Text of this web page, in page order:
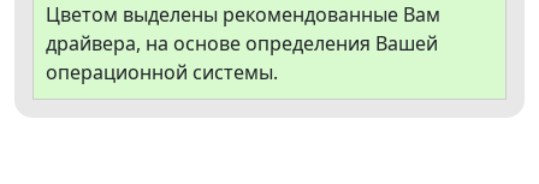
Цветом выделены рекомендованные Вам
драйвера, на основе определения Вашей
операционной системы.